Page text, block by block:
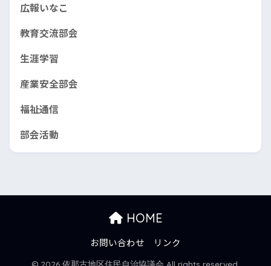
広報いなこ
教育交流部会
生涯学習
産業安全部会
福祉通信
部会活動
HOME
お問い合わせ リンク
© 2026 依那古地区住民自治協議会 All rights reserved.